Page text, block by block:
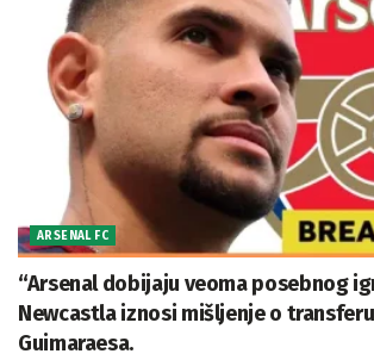
ARSENAL FC
“Arsenal dobijaju veoma posebnog
Newcastla iznosi mišljenje o
Guimaraesa.